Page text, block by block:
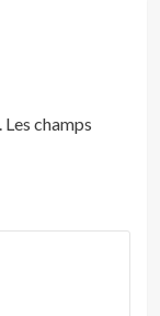
Les champs